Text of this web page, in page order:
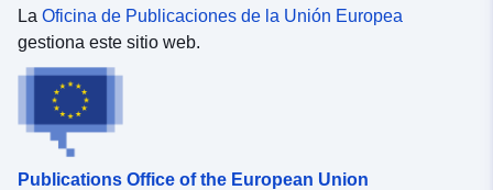
La Oficina de Publicaciones de la Unión Europea
gestiona este sitio web.
Publications Office of the European Union